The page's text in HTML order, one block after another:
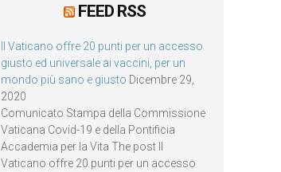
FEED RSS
Il Vaticano offre 20 punti per un accesso
giusto ed universale ai vaccini, per un
mondo più sano e giusto Dicembre 29,
2020
Comunicato Stampa della Commissione
Vaticana Covid-19 e della Pontificia
Accademia per la Vita The post Il
Vaticano offre 20 punti per un accesso